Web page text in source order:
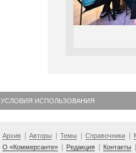
УСЛОВИЯ ИСПОЛЬЗОВАНИЯ
Архив Авторы Темы Справочники
О «Коммерсанте»
Редакция Контакты